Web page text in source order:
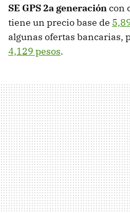
SE GPS 2a generacióncon
tiene un precio base de
algunas ofertas bancarias,
4,129 pesos.